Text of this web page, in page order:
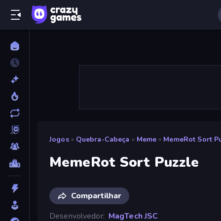
Jogos » Quebra-Cabeça » Meme » MemeRot Sort
MemeRot Sort Puzzle
Compartilhar
Desenvolvedor MagTech JSC